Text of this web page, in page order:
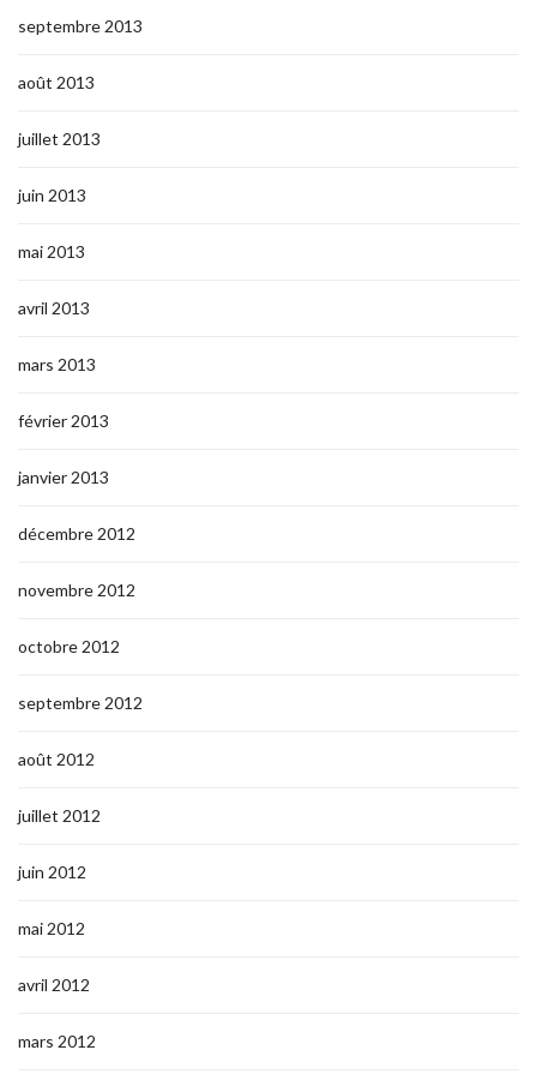
septembre 2013
août 2013
juillet 2013
juin 2013
mai 2013
avril 2013
mars 2013
février 2013
janvier 2013
décembre 2012
novembre 2012
octobre 2012
septembre 2012
août 2012
juillet 2012
juin 2012
mai 2012
avril 2012
mars 2012